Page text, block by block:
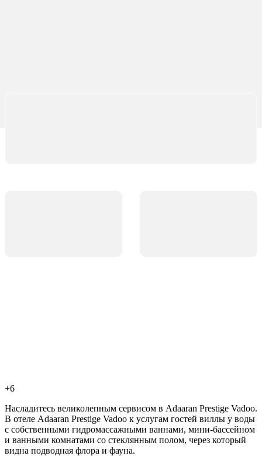
+6
Насладитесь великолепным сервисом в Adaaran Prestige Vadoo.
В отеле Adaaran Prestige Vadoo к услугам гостей виллы у воды
с собственными гидромассажными ваннами, мини-бассейном
и ванными комнатами со стеклянным полом, через который
видна подводная флора и фауна.